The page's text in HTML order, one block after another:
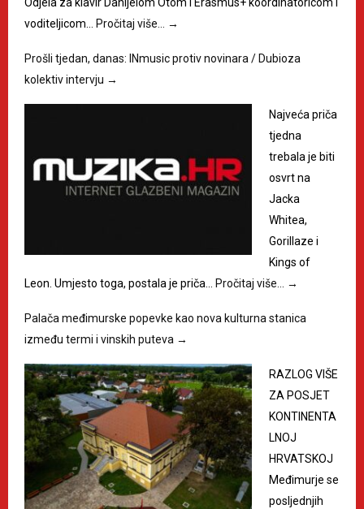
voditeljicom…
Pročitaj više… →
Prošli tjedan, danas: INmusic protiv novinara / Dubioza
kolektiv intervju →
Najveća priča
tjedna
trebala je biti
osvrt na
Jacka
Whitea,
Gorillaze i
Kings of
Leon. Umjesto toga, postala je priča…
Pročitaj više… →
Palača međimurske popevke kao nova kulturna stanica
između termi i vinskih puteva →
RAZLOG VIŠE
ZA POSJET
KONTINENTA
LNOJ
HRVATSKOJ
Međimurje se
posljednjih